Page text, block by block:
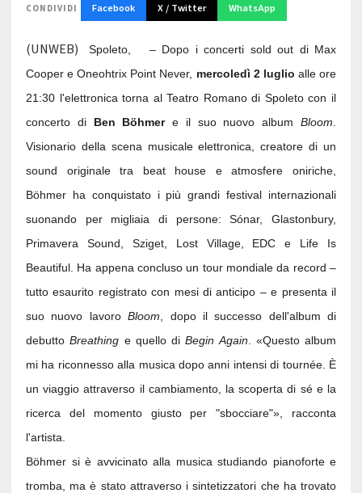
CONDIVIDI Facebook X / Twitter WhatsApp
(UNWEB)
Spoleto, – Dopo i concerti sold out di Max
Cooper e Oneohtrix Point Never, mercoledì 2 luglio alle ore
21:30 l'elettronica torna al Teatro Romano di Spoleto con il
concerto di Ben Böhmere il suo nuovo albumBloom
Visionario della scena musicale elettronica, creatore di un
sound originale tra beat house e atmosfere oniriche,
Böhmer ha conquistato i più grandi festival internazionali
suonando per migliaia di persone: Sónar, Glastonbury,
Primavera Sound, Sziget, Lost Village, EDC e Life Is
Beautiful. Ha appena concluso un tour mondiale da record –
tutto esaurito registrato con mesi di anticipo – e presenta il
suo nuovo lavoroBloom , dopo il successo dell'album di
debuttoBreathing e quello diBegin Again . «Questo album
mi ha riconnesso alla musica dopo anni intensi di tournée. È
un viaggio attraverso il cambiamento, la scoperta di sé e la
ricerca del momento giusto per "sbocciare"», racconta
l'artista.
Böhmer si è avvicinato alla musica studiando pianoforte e
tromba, ma è stato attraverso i sintetizzatori che ha trovato